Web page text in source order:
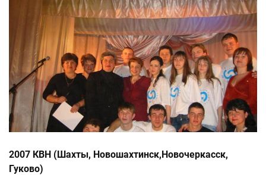
2007 КВН (Шахты, Новошахтинск,Новочеркасск,
Гуково)